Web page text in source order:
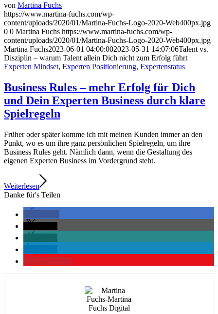
von Martina Fuchs
https://www.martina-fuchs.com/wp-
content/uploads/2020/01/Martina-Fuchs-Logo-2020-Web400px.jpg
0 0 Martina Fuchs https://www.martina-fuchs.com/wp-
content/uploads/2020/01/Martina-Fuchs-Logo-2020-Web400px.jpg
Martina Fuchs2023-06-01 04:00:002023-05-31 14:07:06Talent vs.
Disziplin – warum Talent allein Dich nicht zum Erfolg führt
Experten Mindset, Experten Positionierung, Expertenstatus
Business Rules – mehr Erfolg für Dich
und Dein Experten Business durch klare
Spielregeln
Früher oder später komme ich mit meinen Kunden immer an den
Punkt, wo es um ihre ganz persönlichen Spielregeln, um ihre
Business Rules geht. Nämlich dann, wenn die Gestaltung des
eigenen Experten Business im Vordergrund steht.
Weiterlesen
Danke für's Teilen